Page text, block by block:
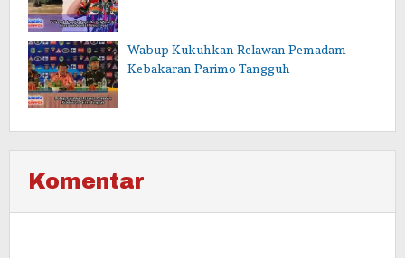
Wabup Kukuhkan Relawan Pemadam
Kebakaran Parimo Tangguh
Komentar